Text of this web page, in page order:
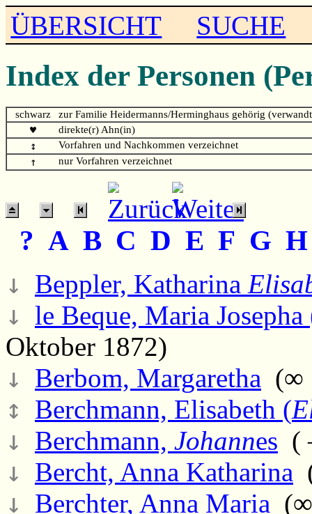
ÜBERSICHT SUCHE
Index der Personen
schwarz zur Familie Heidermanns/Herminghaus gehörig
♥ direkte(r) Ahn(in)
↕ Vorfahren und Nachkommen verzeichnet
↑ nur Vorfahren verzeichnet
? A B C D E F G
↓ Beppler, Katharina
↓ le Beque, Maria Josepha
Oktober 1872)
↓ Berbom, Margaretha (∞
↕ Berchmann, Elisabeth (
↓ Berchmann, Johannes (
↓ Bercht, Anna Katharina
↓ Berchter, Anna Maria